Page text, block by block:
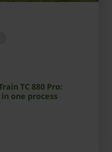
TC 880 Pro:
one process